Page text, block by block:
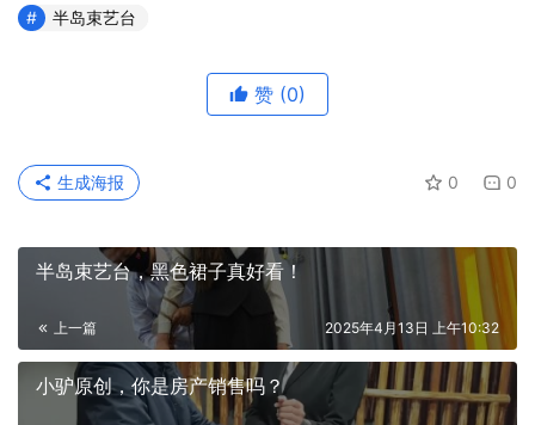
半岛束艺台
赞 (0)
0 0
生成海报
半岛束艺台，黑色裙子真好看！
上一篇 2025年4月13日 上午10:32
小驴原创，你是房产销售吗？